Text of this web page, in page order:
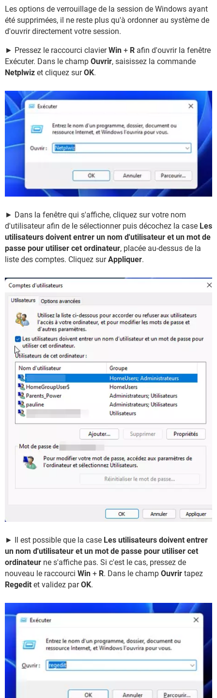
Les options de verrouillage de la session de Windows ayant
été supprimées, il ne reste plus qu'à ordonner au système de
d'ouvrir directement votre session.
► Pressez le raccourci clavierWin + R afin d'ouvrir la fenêtre
Exécuter. Dans le champ Ouvrir, saisissez la commande
Netplwiz et cliquez surOK.
► Dans la fenêtre qui s'affiche, cliquez sur votre nom
d'utilisateur afin de le sélectionner puis décochez la case Les
utilisateurs doivent entrer un nom d'utilisateur et un mot de
passe pour utiliser cet ordinateur, placée au-dessus de la
liste des comptes. Cliquez surAppliquer.
► Il est possible que la case Les utilisateurs doivent entrer
un nom d'utilisateur et un mot de passe pour utiliser cet
ordinateur ne s'affiche pas. Si c'est le cas, pressez de
nouveau le raccourci Win + R. Dans le champ Ouvrir tapez
Regedit et validez parOK.